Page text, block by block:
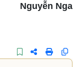
Nguyễn Nga